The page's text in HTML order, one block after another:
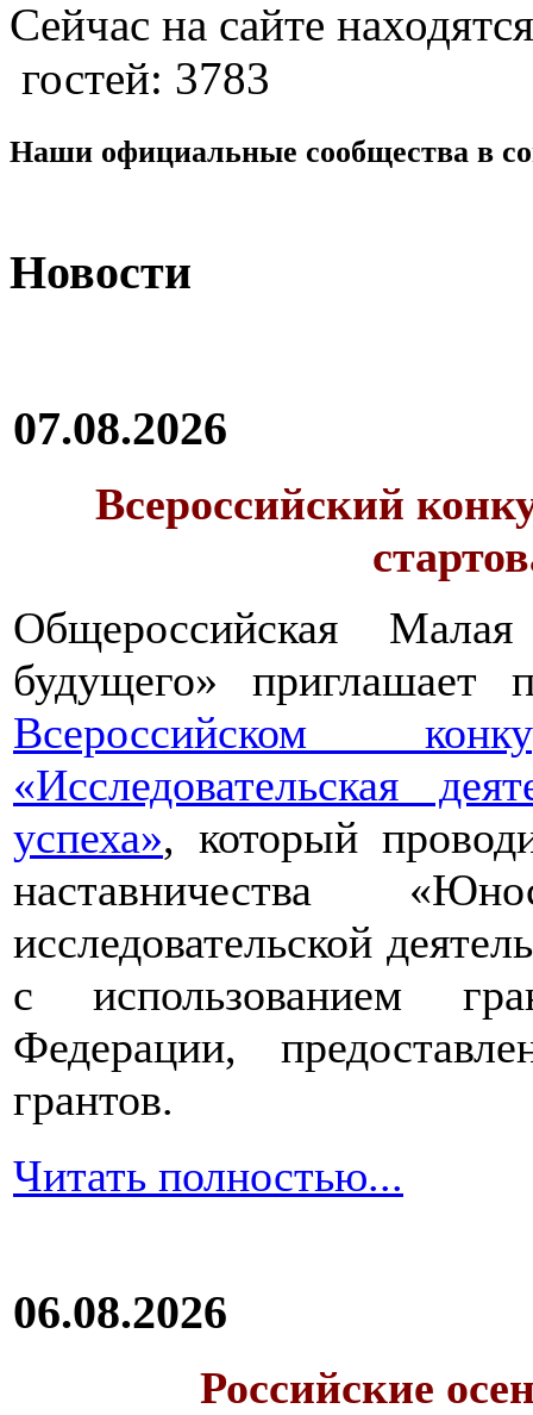
Сейчас на сайте
гостей: 3783
Наши официальные сообщества в
Новости
07.08.2026
Всероссийский
Общероссийская
будущего» приглашает
Всероссийском
«Исследовательская
успеха», который
наставничества
исследовательской
с использованием
Федерации,
грантов.
Читать полностью...
06.08.2026
Российские